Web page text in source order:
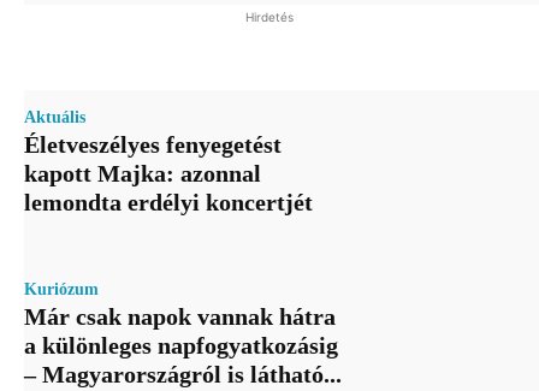
Hirdetés
Aktuális
Életveszélyes fenyegetést
kapott Majka: azonnal
lemondta erdélyi koncertjét
Kuriózum
Már csak napok vannak hátra
a különleges napfogyatkozásig
– Magyarországról is látható...